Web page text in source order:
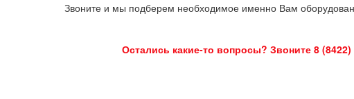
Звоните и мы подберем необходимое именно Вам
Остались какие-то вопросы? Звоните 8 (8422)